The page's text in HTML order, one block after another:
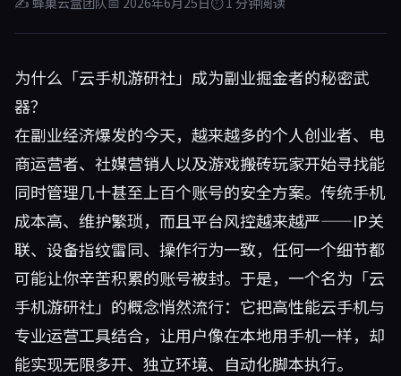
为什么「云手机游研社」成为副业掘金者的秘密武
器？
在副业经济爆发的今天，越来越多的个人创业者、电
商运营者、社媒营销人以及游戏搬砖玩家开始寻找能
同时管理几十甚至上百个账号的安全方案。传统手机
成本高、维护繁琐，而且平台风控越来越严——IP关
联、设备指纹雷同、操作行为一致，任何一个细节都
可能让你辛苦积累的账号被封。于是，一个名为「云
手机游研社」的概念悄然流行：它把高性能云手机与
专业运营工具结合，让用户像在本地用手机一样，却
能实现无限多开、独立环境、自动化脚本执行。